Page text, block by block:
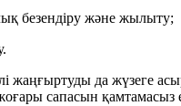
безендіру және жылыту;
жаңғыртуды да жүзеге
сапасын қамтамасыз